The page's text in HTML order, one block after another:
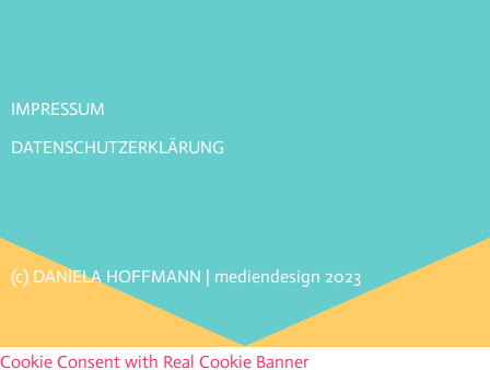
IMPRESSUM
DATENSCHUTZERKLÄRUNG
(c) DANIELA HOFFMANN | mediendesign 2023
Cookie Consent with Real Cookie Banner